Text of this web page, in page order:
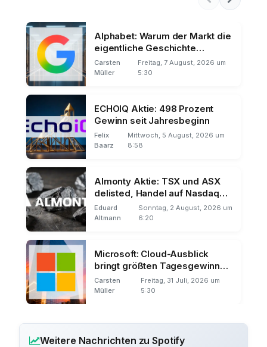
Alphabet: Warum der Markt die
eigentliche Geschichte
übersieht
Carsten
Müller
Freitag, 7 August, 2026 um
5:30
ECHOIQ Aktie: 498 Prozent
Gewinn seit Jahresbeginn
Felix
Baarz
Mittwoch, 5 August, 2026 um
8:58
Almonty Aktie: TSX und ASX
delisted, Handel auf Nasdaq
und Frankfurt
Eduard
Altmann
Sonntag, 2 August, 2026 um
6:20
Microsoft: Cloud-Ausblick
bringt größten Tagesgewinn
der Börsengeschichte
Carsten
Müller
Freitag, 31 Juli, 2026 um
5:30
Weitere Nachrichten zu Spotify